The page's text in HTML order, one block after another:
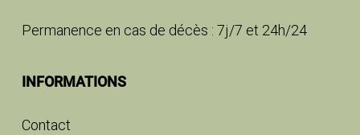
Permanence en cas de décès : 7j/7 et 24h/24
INFORMATIONS
Contact